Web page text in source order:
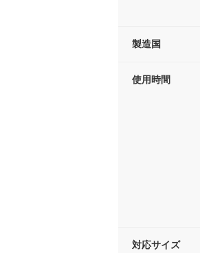
製造国
使用時間
対応サイズ